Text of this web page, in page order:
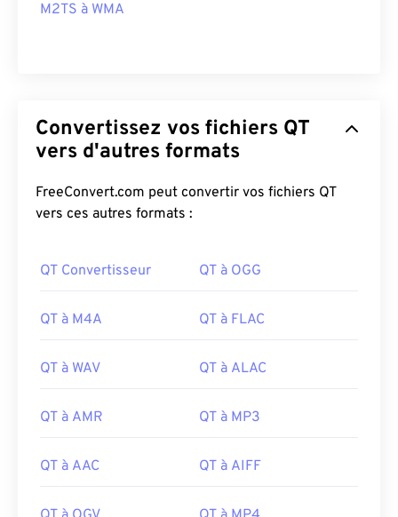
M2TS à WMA
Convertissez vos fichiers QT
vers d'autres formats
FreeConvert.com peut convertir vos fichiers QT
vers ces autres formats :
QT Convertisseur QT à OGG
QT à M4A QT à FLAC
QT à WAV QT à ALAC
QT à AMR QT à MP3
QT à AAC QT à AIFF